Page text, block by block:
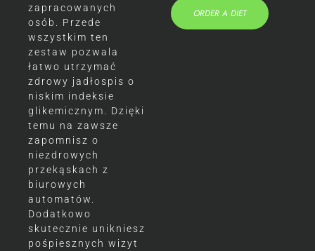
zapracowanych
osób. Przede
wszystkim ten
zestaw pozwala
łatwo utrzymać
zdrowy jadłospis o
niskim indeksie
glikemicznym. Dzięki
temu na zawsze
zapomnisz o
niezdrowych
przekąskach z
biurowych
automatów.
Dodatkowo
skutecznie unikniesz
pośpiesznych wizyt
ORDER A DIET